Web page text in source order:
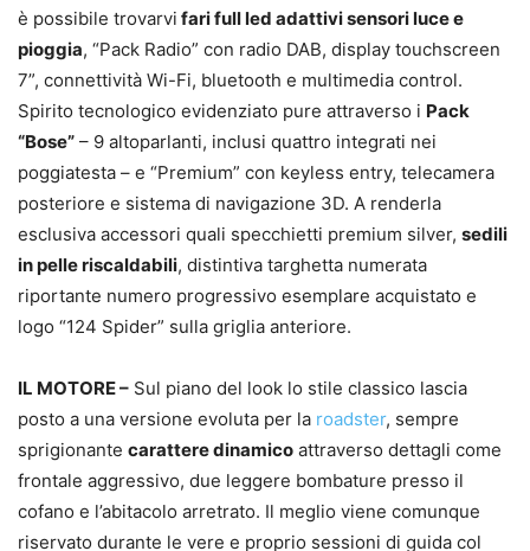
è possibile trovarvi fari full led adattivi sensori luce e
pioggia, “Pack Radio” con radio DAB, display touchscreen
7”, connettività Wi-Fi, bluetooth e multimedia control.
Spirito tecnologico evidenziato pure attraverso i Pack
“Bose” – 9 altoparlanti, inclusi quattro integrati nei
poggiatesta – e “Premium” con keyless entry, telecamera
posteriore e sistema di navigazione 3D. A renderla
esclusiva accessori quali specchietti premium silver, sedili
in pelle riscaldabili, distintiva targhetta numerata
riportante numero progressivo esemplare acquistato e
logo “124 Spider” sulla griglia anteriore.
IL MOTORE – Sul piano del look lo stile classico lascia
posto a una versione evoluta per la roadster, sempre
sprigionante carattere dinamico attraverso dettagli come
frontale aggressivo, due leggere bombature presso il
cofano e l’abitacolo arretrato. Il meglio viene comunque
riservato durante le vere e proprio sessioni di guida col